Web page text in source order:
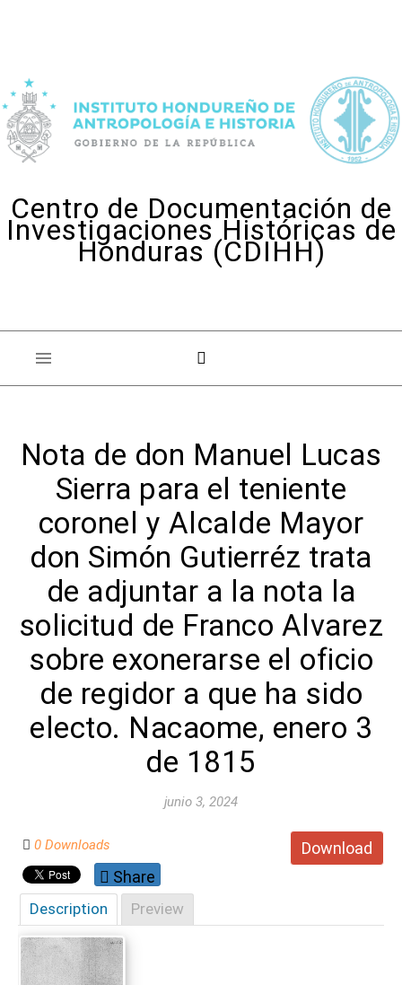
Centro de Documentación de
Investigaciones Históricas de
Honduras (CDIHH)
Nota de don Manuel Lucas
Sierra para el teniente
coronel y Alcalde Mayor
don Simón Gutierréz trata
de adjuntar a la nota la
solicitud de Franco Alvarez
sobre exonerarse el oficio
de regidor a que ha sido
electo. Nacaome, enero 3
de 1815
junio 3, 2024
Download
0 Downloads
Share
Description Preview